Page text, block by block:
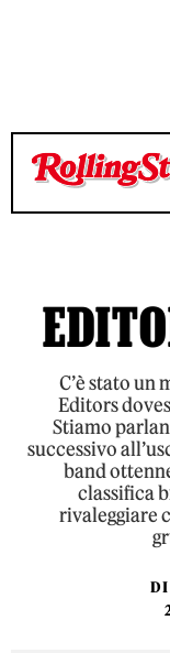
TEMPO DI
TEMPO DI
C’è stato un
Editors
Stiamo
successivo
band
classifica
rivaleggiare
DI